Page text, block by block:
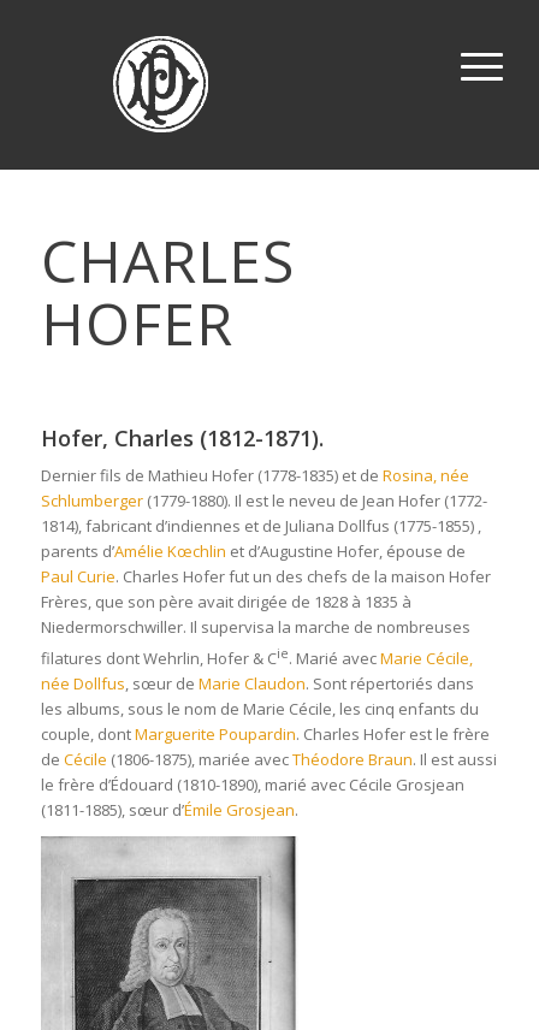
CHARLES
HOFER
Hofer, Charles (1812-1871).
Dernier fils de Mathieu Hofer (1778-1835) et de Rosina, née
Schlumberger(1779-1880). Il est le neveu de Jean Hofer (1772-
1814), fabricant d’indiennes et de Juliana Dollfus (1775-1855) ,
parents d’Amélie Kœchlin et d’Augustine Hofer, épouse de
Paul Curie. Charles Hofer fut un des chefs de la maison Hofer
Frères, que son père avait dirigée de 1828 à 1835 à
Niedermorschwiller. Il supervisa la marche de nombreuses
filatures dont Wehrlin, Hofer & Cie. Marié avecMarie Cécile,
née Dollfus, sœur de Marie Claudon. Sont répertoriés dans
les albums, sous le nom de Marie Cécile, les cinq enfants du
couple, dontMarguerite Poupardin. Charles Hofer est le frère
de Cécile (1806-1875), mariée avecThéodore Braun. Il est aussi
le frère d’Édouard (1810-1890), marié avec Cécile Grosjean
(1811-1885), sœur d’Émile Grosjean.